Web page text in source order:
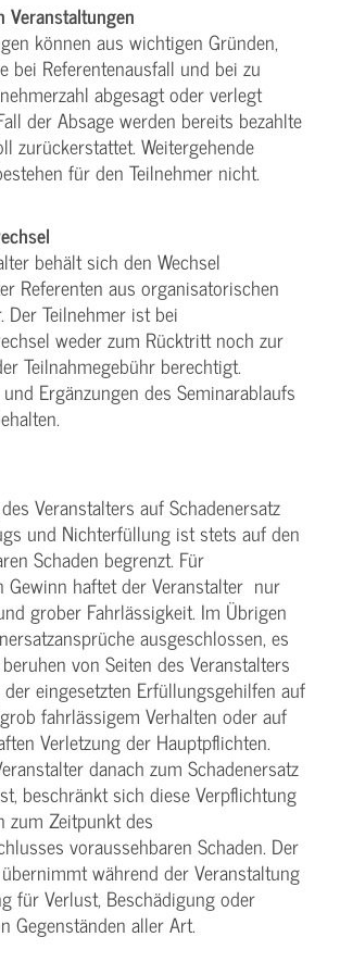
Veranstaltungen
können aus wichtigen Gründen,
bei Referentenausfall und bei zu
abgesagt oder verlegt
der Absage werden bereits bezahlte
zurückerstattet. Weitergehende
für den Teilnehmer nicht.
behält sich den Wechsel
Referenten aus organisatorischen
Der Teilnehmer ist bei
weder zum Rücktritt noch zur
Teilnahmegebühr berechtigt.
Ergänzungen des Seminarablaufs
Veranstalters auf Schadenersatz
und Nichterfüllung ist stets auf den
Schaden begrenzt. Für
Gewinn haftet der Veranstalter nur
grober Fahrlässigkeit. Im Übrigen
ausgeschlossen, es
von Seiten des Veranstalters
eingesetzten Erfüllungsgehilfen auf
fahrlässigem Verhalten oder auf
Verletzung der Hauptpflichten.
danach zum Schadenersatz
beschränkt sich diese Verpflichtung
zum Zeitpunkt des
voraussehbaren Schaden. Der
während der Veranstaltung
für Verlust, Beschädigung oder
Gegenständen aller Art.